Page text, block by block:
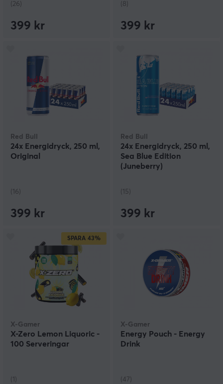
(26)
399 kr
(8)
399 kr
Red Bull
24x Energidryck, 250 ml,
Original
(16)
399 kr
Red Bull
24x Energidryck, 250 ml,
Sea Blue Edition
(Juneberry)
(15)
399 kr
SPARA 43%
X-Gamer
X-Zero Lemon Liquoric -
100 Serveringar
(1)
X-Gamer
Energy Pouch - Energy
Drink
(47)